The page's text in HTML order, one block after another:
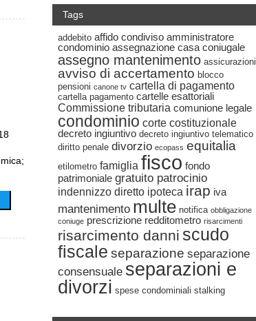
Tags
addebito affido condiviso amministratore
condominio assegnazione casa coniugale
assegno mantenimento assicurazioni
avviso di accertamento blocco
pensioni canone tv cartella di pagamento
cartella pagamento cartelle esattoriali
Commissione tributaria comunione legale
condominio corte costituzionale
decreto ingiuntivo decreto ingiuntivo telematico
diritto penale divorzio ecopass equitalia
etilometro famiglia fisco fondo
patrimoniale gratuito patrocinio
indennizzo diretto ipoteca irap iva
mantenimento multe notifica obbligazione
coniuge prescrizione redditometro risarcimenti
risarcimento danni scudo
fiscale separazione separazione
consensuale separazioni e
divorzi spese condominiali stalking